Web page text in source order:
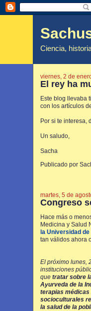
Ciencia,
viernes, 2 de
El rey ha
Este blog llevaba
con los artículos
Por si te interesa,
Un saludo,
Sacha
Publicado por
martes, 5 de
Congreso
Hace más o
Medicina y Salud
la Universidad de
tan válidos ahora
El próximo lunes,
instituciones
quetratar sobre
Ayurveda de la
terapias
socioculturales
la salud de la